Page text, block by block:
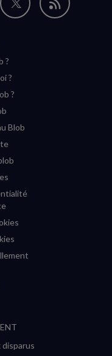
Nous
Flux
?
?
?
Blob
disparus